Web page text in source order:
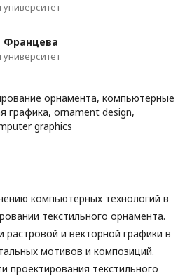
университет
Францева
университет
орнамента, компьютерные
графика, ornament design,
graphics
компьютерных технологий в
текстильного орнамента.
и векторной графики в
мотивов и композиций.
проектирования текстильного